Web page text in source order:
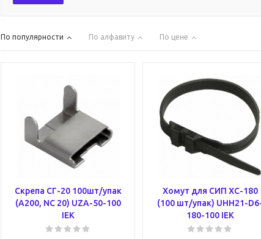
По популярности По алфавиту По цене
Скрепа СГ-20 100шт/упак
(A200, NC 20) UZA-50-100
IEK
Хомут для СИП ХС-180
(100 шт/упак) UHH21-
180-100 IEK